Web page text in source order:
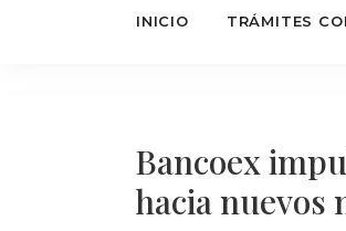
INICIO TRÁMITES
Bancoex
hacia nuevos